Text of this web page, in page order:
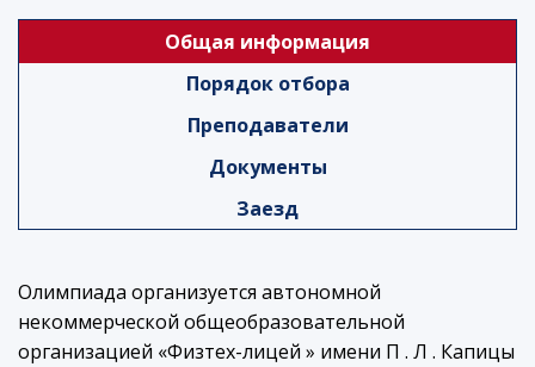
Общая информация
Порядок отбора
Преподаватели
Документы
Заезд
Олимпиада организуется автономной
некоммерческой общеобразовательной
организацией «Физтех-лицей » имени П . Л . Капицы